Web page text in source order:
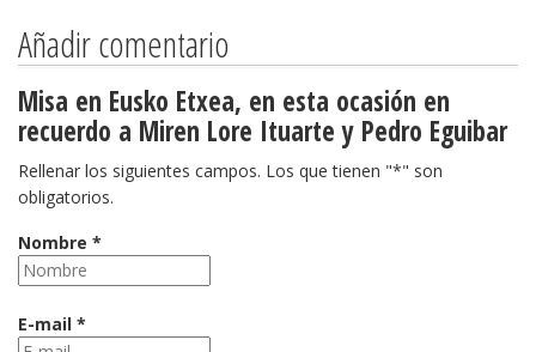
Añadir comentario
Misa en Eusko Etxea, en esta ocasión en
recuerdo a Miren Lore Ituarte y Pedro Eguibar
Rellenar los siguientes campos. Los que tienen "*" son
obligatorios.
Nombre *
E-mail *